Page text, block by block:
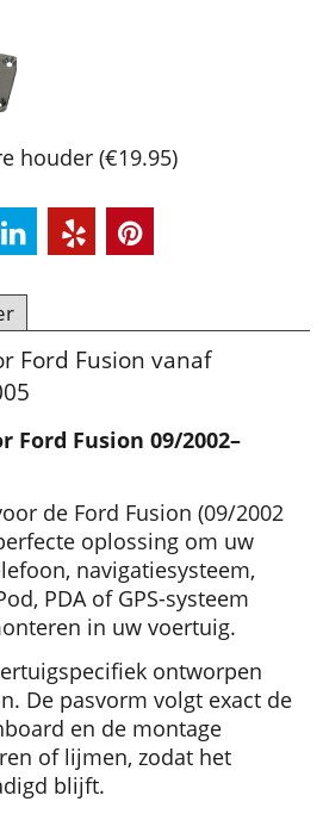
houder (€19.95)
Ford Fusion vanaf
Ford Fusion 09/2002–
de Ford Fusion (09/2002
oplossing om uw
navigatiesysteem,
PDA of GPS-systeem
in uw voertuig.
ontworpen
De pasvorm volgt exact de
en de montage
of lijmen, zodat het
blijft.